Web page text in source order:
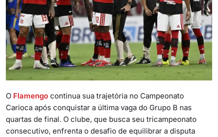
O Flamengo continua sua trajetória no Campeonato
Carioca após conquistar a última vaga do Grupo B nas
quartas de final. O clube, que busca seu tricampeonato
consecutivo, enfrenta o desafio de equilibrar a disputa